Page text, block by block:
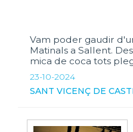
Vam poder gaudir
Matinals a Sallent.
mica de coca tots
23-10-2024
SANT VICENÇ DE